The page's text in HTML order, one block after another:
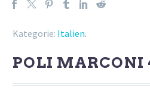
Kategorie: Italien.
POLI MARCONI